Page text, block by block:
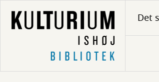
hovedindhold
Det